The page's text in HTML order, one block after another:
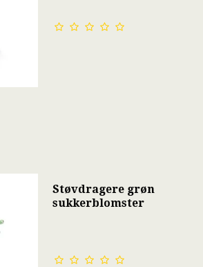
Støvdragere grøn
sukkerblomster